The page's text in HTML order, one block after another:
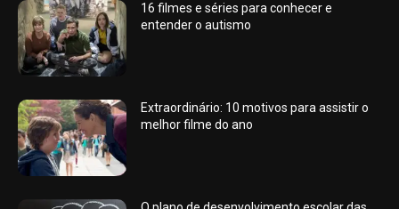
16 filmes e séries para conhecer e
entender o autismo
Extraordinário: 10 motivos para assistir o
melhor filme do ano